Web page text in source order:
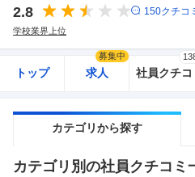
2.8 150クチコ
学校業界上位
トップ 求人
募集中
社員クチコ
カテゴリから探す
カテゴリ別の社員クチコミ